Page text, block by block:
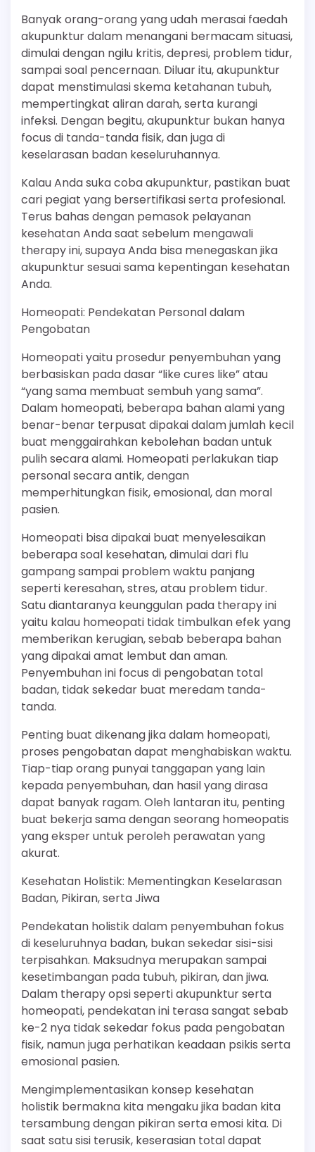
Banyak orang-orang yang udah merasai faedah
akupunktur dalam menangani bermacam situasi,
dimulai dengan ngilu kritis, depresi, problem tidur,
sampai soal pencernaan. Diluar itu, akupunktur
dapat menstimulasi skema ketahanan tubuh,
mempertingkat aliran darah, serta kurangi
infeksi. Dengan begitu, akupunktur bukan hanya
focus di tanda-tanda fisik, dan juga di
keselarasan badan keseluruhannya.
Kalau Anda suka coba akupunktur, pastikan buat
cari pegiat yang bersertifikasi serta profesional.
Terus bahas dengan pemasok pelayanan
kesehatan Anda saat sebelum mengawali
therapy ini, supaya Anda bisa menegaskan jika
akupunktur sesuai sama kepentingan kesehatan
Anda.
Homeopati: Pendekatan Personal dalam
Pengobatan
Homeopati yaitu prosedur penyembuhan yang
berbasiskan pada dasar “like cures like” atau
“yang sama membuat sembuh yang sama”.
Dalam homeopati, beberapa bahan alami yang
benar-benar terpusat dipakai dalam jumlah kecil
buat menggairahkan kebolehan badan untuk
pulih secara alami. Homeopati perlakukan tiap
personal secara antik, dengan
memperhitungkan fisik, emosional, dan moral
pasien.
Homeopati bisa dipakai buat menyelesaikan
beberapa soal kesehatan, dimulai dari flu
gampang sampai problem waktu panjang
seperti keresahan, stres, atau problem tidur.
Satu diantaranya keunggulan pada therapy ini
yaitu kalau homeopati tidak timbulkan efek yang
memberikan kerugian, sebab beberapa bahan
yang dipakai amat lembut dan aman.
Penyembuhan ini focus di pengobatan total
badan, tidak sekedar buat meredam tanda-
tanda.
Penting buat dikenang jika dalam homeopati,
proses pengobatan dapat menghabiskan waktu.
Tiap-tiap orang punyai tanggapan yang lain
kepada penyembuhan, dan hasil yang dirasa
dapat banyak ragam. Oleh lantaran itu, penting
buat bekerja sama dengan seorang homeopatis
yang eksper untuk peroleh perawatan yang
akurat.
Kesehatan Holistik: Mementingkan Keselarasan
Badan, Pikiran, serta Jiwa
Pendekatan holistik dalam penyembuhan fokus
di keseluruhnya badan, bukan sekedar sisi-sisi
terpisahkan. Maksudnya merupakan sampai
kesetimbangan pada tubuh, pikiran, dan jiwa.
Dalam therapy opsi seperti akupunktur serta
homeopati, pendekatan ini terasa sangat sebab
ke-2 nya tidak sekedar fokus pada pengobatan
fisik, namun juga perhatikan keadaan psikis serta
emosional pasien.
Mengimplementasikan konsep kesehatan
holistik bermakna kita mengaku jika badan kita
tersambung dengan pikiran serta emosi kita. Di
saat satu sisi terusik, keserasian total dapat